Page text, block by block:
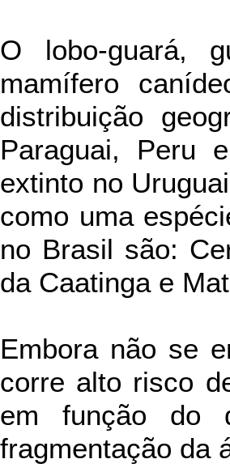
O lobo-guará,
mamífero
distribuição
Paraguai, Peru
extinto no
como uma
no Brasil são:
da Caatinga e
Embora não se
corre alto risco
em função do
fragmentação da